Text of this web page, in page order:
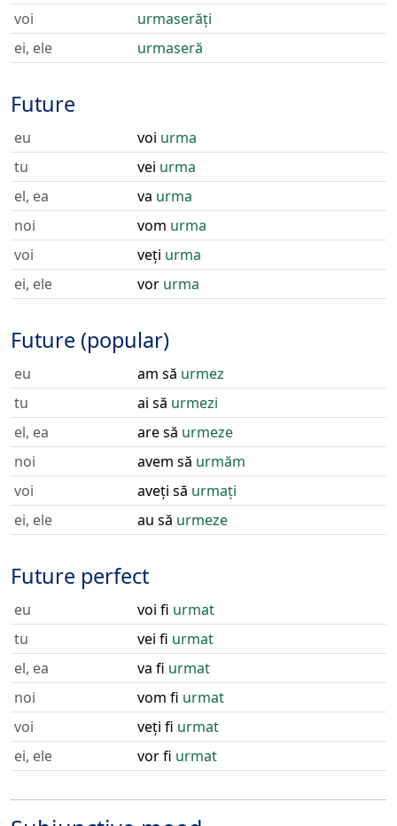
voi
urmaserăți
ei, ele
urmaseră
Future
eu voi urma
tu
vei urma
el, ea
va urma
noi
vom urma
voi
veți urma
ei, ele
vor urma
Future (popular)
eu am să urmez
tu
ai să urmezi
el, ea
are să urmeze
noi
avem să urmăm
voi
aveți să urmați
ei, ele
au să urmeze
Future perfect
eu voi fi urmat
tu
vei fi urmat
el, ea
va fi urmat
noi
vom fi urmat
voi
veți fi urmat
ei, ele
vor fi urmat